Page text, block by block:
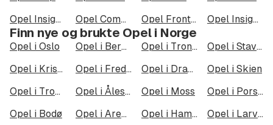
Opel Insignia
Opel Combo Cargo Opel Frontera Electric Standard Range Opel Insignia Sports Tourer
Finn nye og brukte Opel i Norge
Opel i Oslo Opel i Bergen Opel i Trondheim
Opel i Stavanger
Opel i Kristiansand
Opel i Fredrikstad Opel i Drammen
Opel i Skien
Opel i Tromsø
Opel i Ålesund Opel i Moss
Opel i Porsgrunn
Opel i Bodø
Opel i Arendal Opel i Hamar
Opel i Larvik